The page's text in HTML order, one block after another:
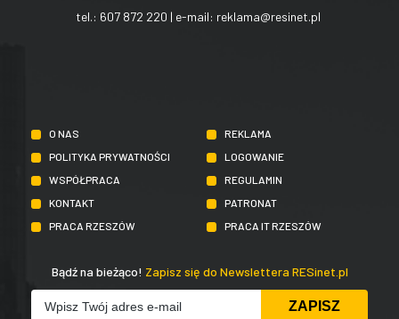
tel.: 607 872 220 | e-mail: reklama@resinet.pl
O NAS
REKLAMA
POLITYKA PRYWATNOŚCI
LOGOWANIE
WSPÓŁPRACA
REGULAMIN
KONTAKT
PATRONAT
PRACA RZESZÓW
PRACA IT RZESZÓW
Bądź na bieżąco! Zapisz się do Newslettera RESinet.pl